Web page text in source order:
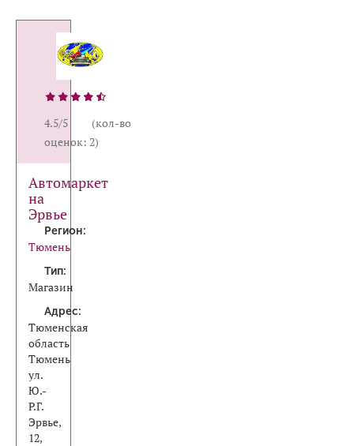
4.5/5 (кол-во
оценок: 2)
Автомаркет
на
Эрвье
Регион:
Тюмень
Тип:
Магазин
Адрес:
Тюменская
область
Тюмень
ул.
Ю.-
Р.Г.
Эрвье,
12,